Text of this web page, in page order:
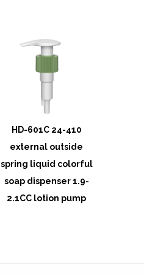
HD-601C 24-410
external outside
spring liquid colorful
soap dispenser 1.9-
2.1CC lotion pump